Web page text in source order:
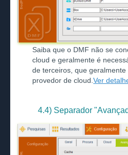
Saiba que o DMF não se
cloud e geralmente é
de terceiros, que
provedor de cloud.Ver
4.4) Separador